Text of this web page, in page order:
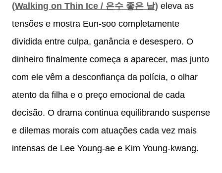
(Walking on Thin Ice / 은수 좋은 날) eleva as
tensões e mostra Eun-soo completamente
dividida entre culpa, ganância e desespero. O
dinheiro finalmente começa a aparecer, mas junto
com ele vêm a desconfiança da polícia, o olhar
atento da filha e o preço emocional de cada
decisão. O drama continua equilibrando suspense
e dilemas morais com atuações cada vez mais
intensas de Lee Young-ae e Kim Young-kwang.